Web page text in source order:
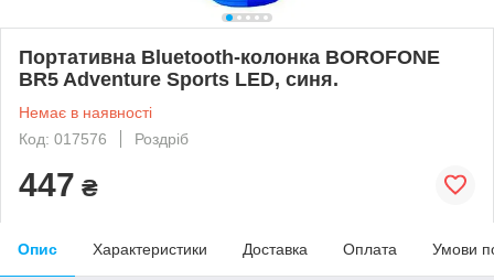
Портативна Bluetooth-колонка BOROFONE
BR5 Adventure Sports LED, синя.
Немає в наявності
Код: 017576
Роздріб
447 ₴
Опис Характеристики Доставка Оплата Умови